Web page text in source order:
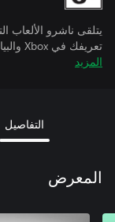
يتلقى ناشرو الألعاب
تعريفك في Xbox والبيانات المقترنة بينما تمارس الألعاب.
المزيد
التفاصيل
المعرض